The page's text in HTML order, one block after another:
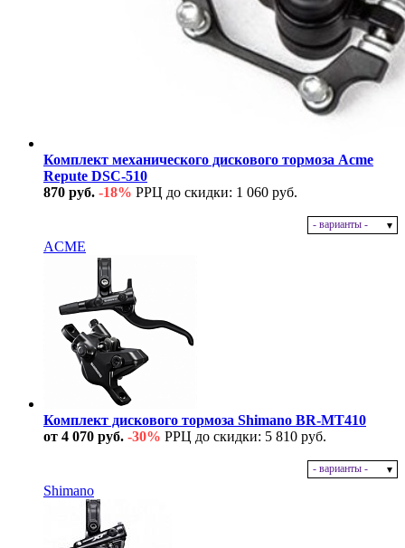
Комплект механического дискового тормоза Acme
Repute DSC-510
870 руб. -18% РРЦ до скидки: 1 060 руб.
- варианты -
ACME
Комплект дискового тормоза Shimano BR-MT410
от 4 070 руб. -30% РРЦ до скидки: 5 810 руб.
- варианты -
Shimano